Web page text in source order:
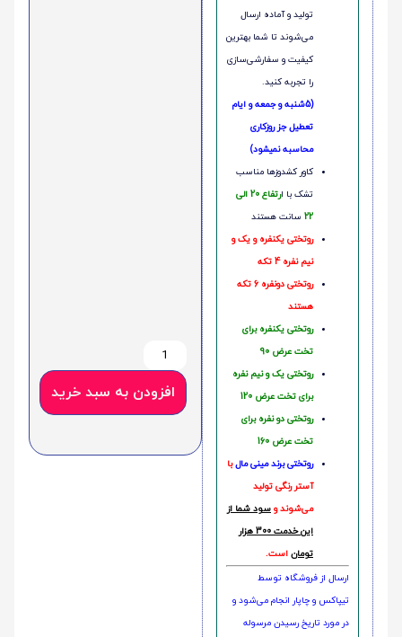
تولید و آماده ارسال
می‌شوند تا شما بهترین
کیفیت و سفارشی‌سازی
را تجربه کنید.
(5شنبه و جمعه و ایام
تعطیل جز روزکاری
محاسبه نمیشود)
کاور کشدوزها مناسب
تشک با ا
رتفاع 20 الی
22 سانت هستند
روتختی یکنفره و یک و
نیم نفره 4 تکه
روتختی دونفره 6 تکه
هستند
روتختی یکنفره برای
تخت عرض 90
روتختی یک و نیم نفره
برای تخت عرض 120
روتختی دو نفره برای
تخت عرض 160
روتختی‌ برند مینی مالبا
آستر رنگی تولید
می‌شوند و سود شما از
این خدمت 300 هزار
تومان است.
ارسال از فروشگاه توسط
تیپاکس و چاپار انجام می‌شود و
در مورد تاریخ رسیدن مرسوله
افزودن به سبد خرید